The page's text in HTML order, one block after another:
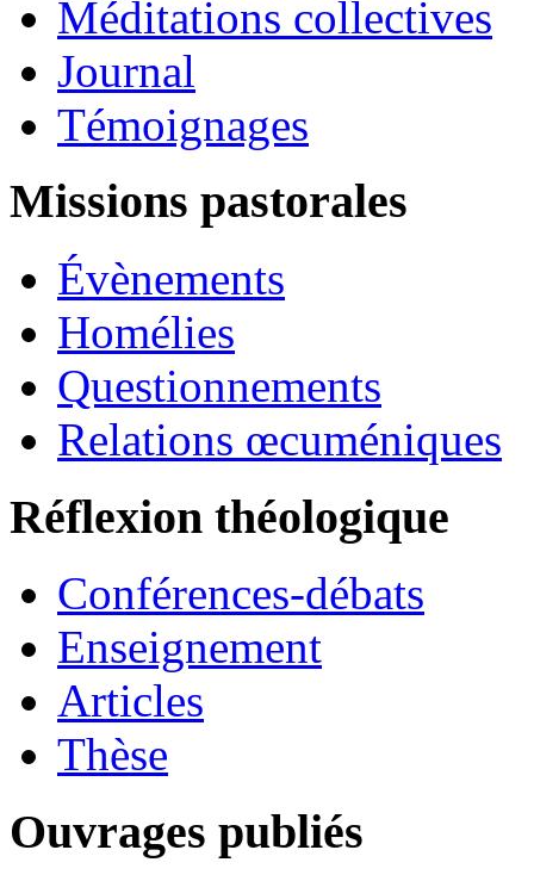
Méditations collectives
Journal
Témoignages
Missions pastorales
Évènements
Homélies
Questionnements
Relations œcuméniques
Réflexion théologique
Conférences-débats
Enseignement
Articles
Thèse
Ouvrages publiés